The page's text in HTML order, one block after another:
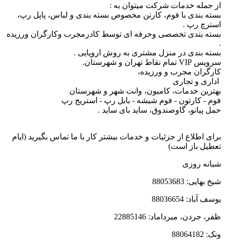
از جمله خدمات شرکت میتوان به :
بسته بندی با فوم، کارتن مخصوص بسته بندی و لباس، پاپل رپ،
استرچ رپ .
بسته بندی تخصصی وحرفه ای توسط کادرمجرب وکارگران ورزیده
.
بسته بندی در منزل مشتری به روش اروپایی .
سرویس VIP تمام نقاط تهران و شهرستان.
کارگران مجرب و ورزیده،
اداری و تجاری
بهترین خدمات، کامیون، وانت شهر و شهرستان
فوم - کارتون - فوم شیشه - بابل رپ - استریج رپ
حمل پیانو، گاوصندوق، ساید بای ساید .
برای اطلاع از جزئیات و خدمات بیشتر کار با ما تماس بگیرید (ایام
تعطیل باز است)
شبانه روزی
شیخ بهایی: 88053683
یوسف آباد: 88036654
ظفر، جردن، میرداماد: 22885146
ونک: 88064182